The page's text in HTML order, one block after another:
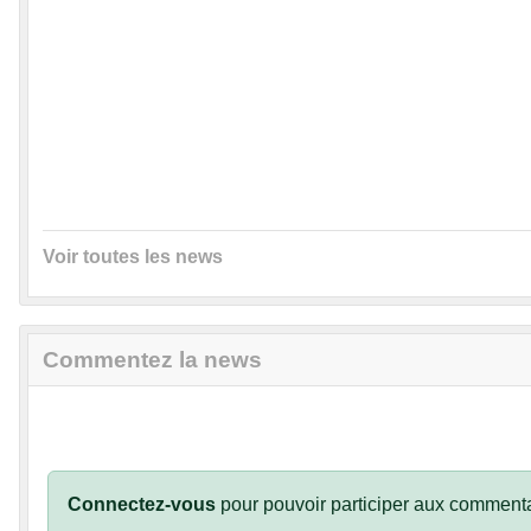
Voir toutes les news
Commentez la news
Connectez-vous pour pouvoir participer aux